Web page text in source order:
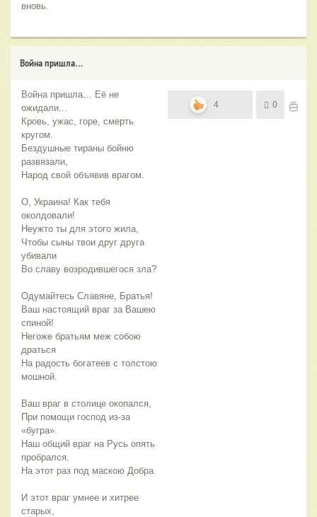
вновь.
Война пришла…
Война пришла… Её не
ожидали...
Кровь, ужас, горе, смерть
кругом.
Бездушные тираны бойню
развязали,
Народ свой объявив врагом.
О, Украина! Как тебя
околдовали!
Неужто ты для этого жила,
Чтобы сыны твои друг друга
убивали
Во славу возродившегося зла?
Одумайтесь Славяне, Братья!
Ваш настоящий враг за Вашею
спиной!
Негоже братьям меж собою
драться
На радость богатеев с толстою
мошной.
Ваш враг в столице окопался,
При помощи господ из-за
«бугра».
Наш общий враг на Русь опять
пробрался,
На этот раз под маскою Добра.
И этот враг умнее и хитрее
старых,
4 0